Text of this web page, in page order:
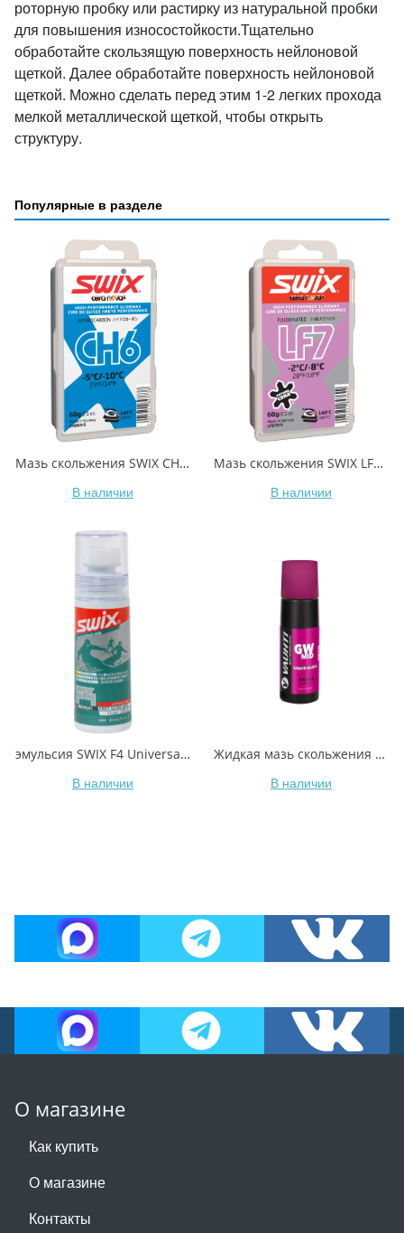
роторную пробку или растирку из натуральной пробки
для повышения износостойкости.Тщательно
обработайте скользящую поверхность нейлоновой
щеткой. Далее обработайте поверхность нейлоновой
щеткой. Можно сделать перед этим 1-2 легких прохода
мелкой металлической щеткой, чтобы открыть
структуру.
Популярные в разделе
Мазь скольжения SWIX CH6X Blue -5C / -10C 60гр
В наличии
Мазь скольжения SWIX LF7X Violet -2C / -8C 60гр
В наличии
эмульсия SWIX F4 Universal Glide Wax, 80ml
В наличии
Жидкая мазь скольжения VAUHTI GW MID EV-341-LGWM +0/-5°C 80 мл
В наличии
О магазине
Как купить
О магазине
Контакты